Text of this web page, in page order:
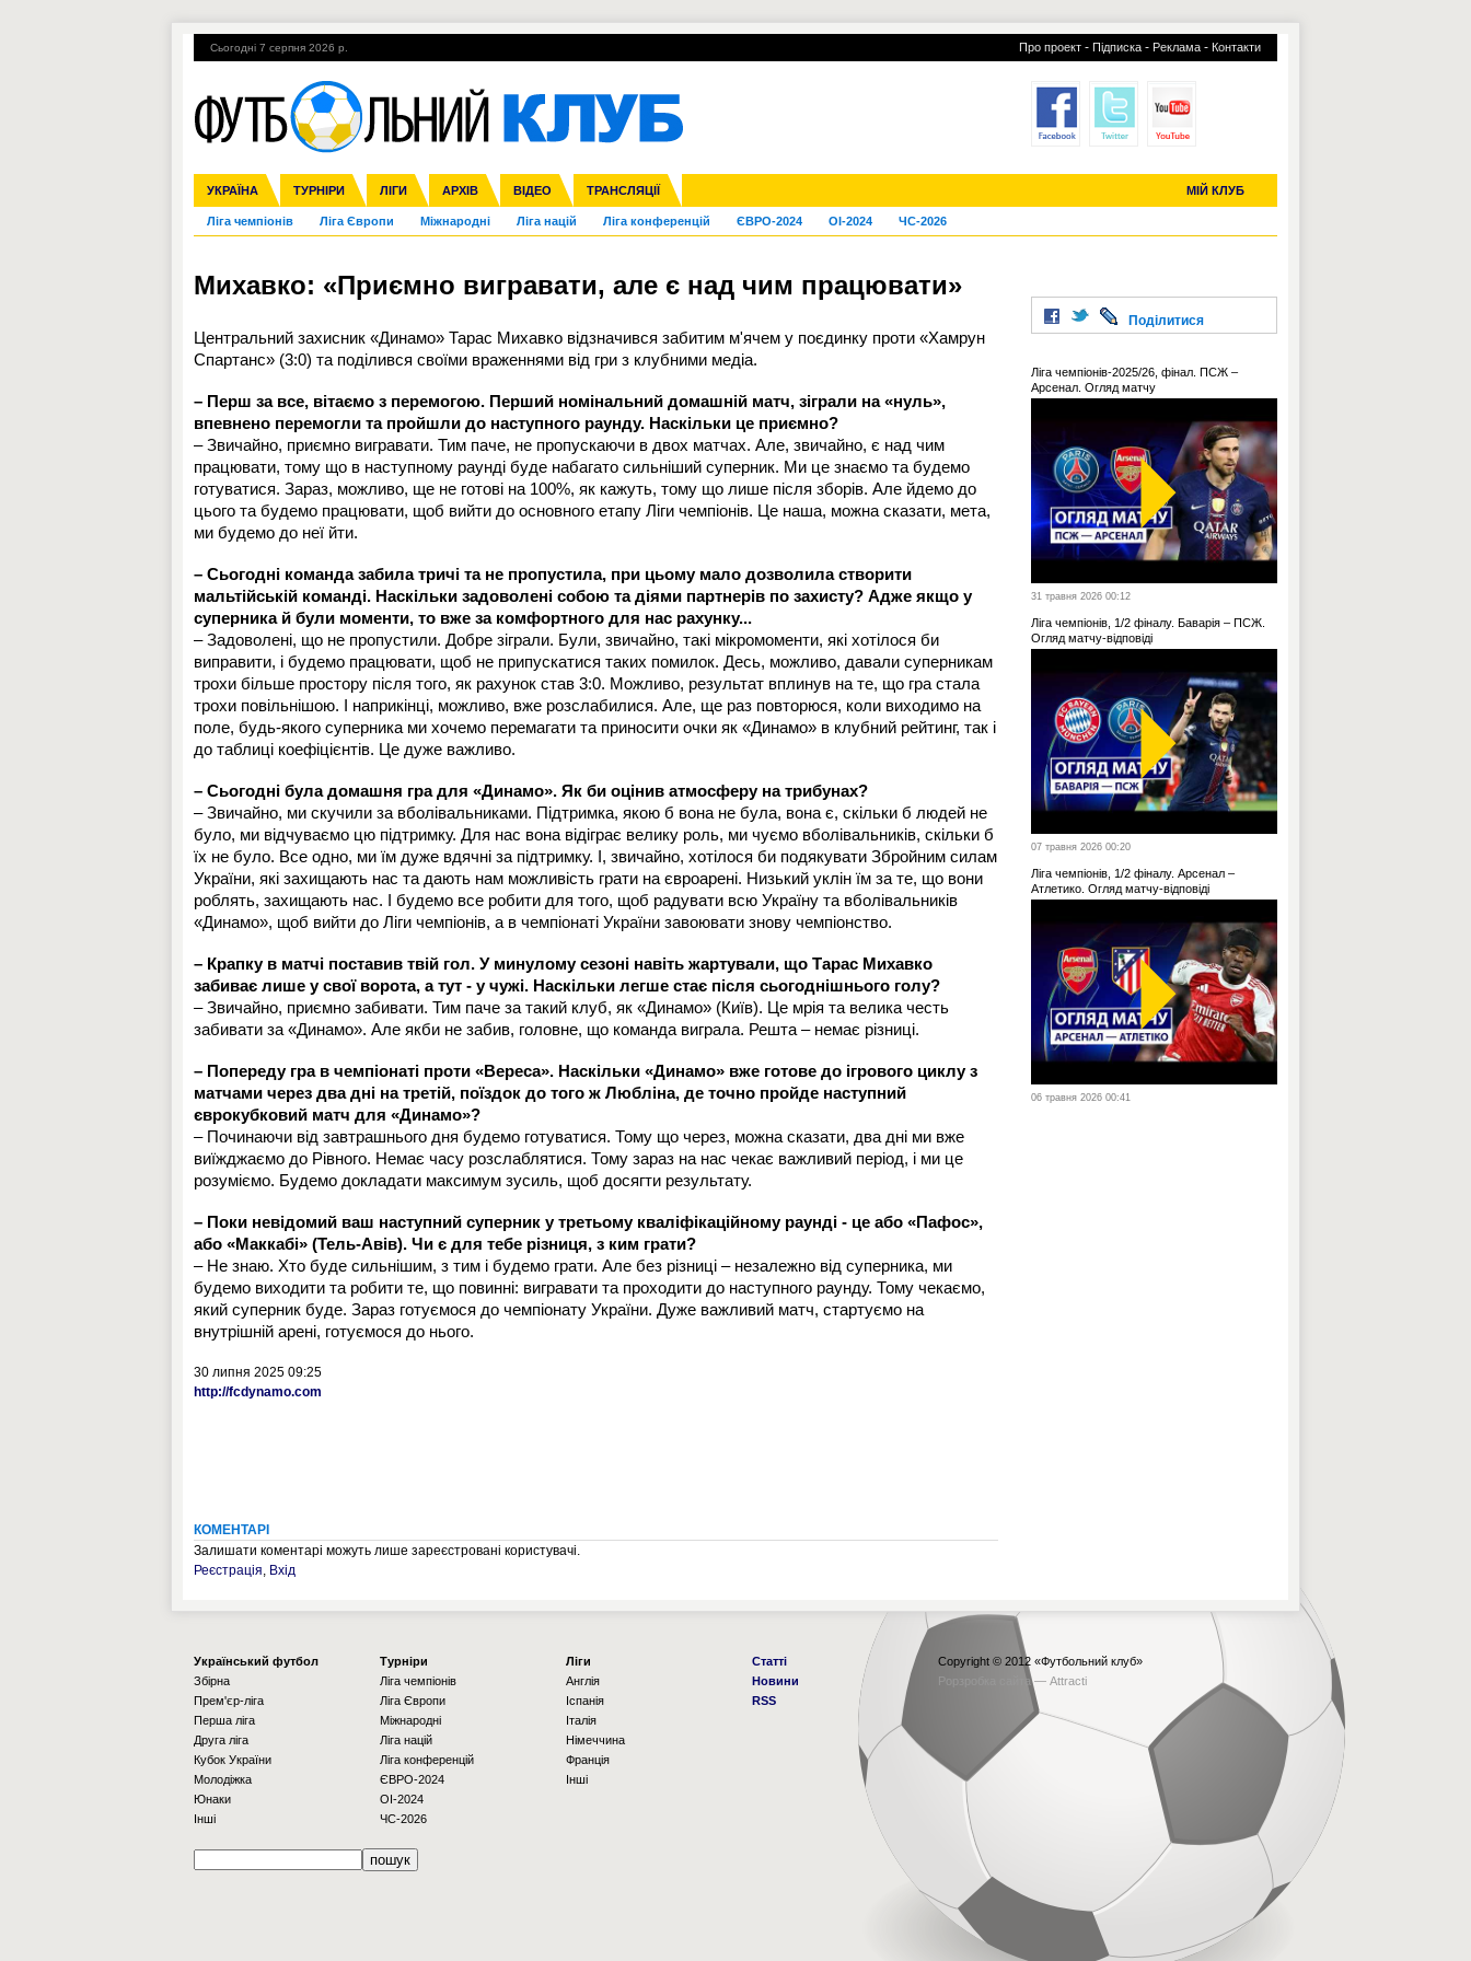
Сьогодні 7 серпня 2026 р. Про проект - Підписка - Реклама - Контакти
УКРАЇНА ТУРНІРИ ЛІГИ АРХІВ ВІДЕО ТРАНСЛЯЦІЇ МІЙ КЛУБ
Збірна Прем'єр-ліга Перша ліга Друга ліга Кубок України Молодіжка
Ліга чемпіонів Ліга Європи Міжнародні Ліга націй Ліга конференцій ЄВРО-2024 OI-2024 ЧС-2026
Англія Іспанія Італія Німеччина Франція Інші
ЧС-2014 ЄВРО-2016 Росія Кубок конфедерацій ЧЄ-2015 (U-21)
Гарячі теми УПЛ, 2-й тур ВІЙНА УПЛ-ПЕРЕХОДИ УСІ ТРАНСФЕРИ
Михавко: «Приємно вигравати, але є над чим працювати»
Центральний захисник «Динамо» Тарас Михавко відзначився забитим м'ячем у поєдинку проти «Хамрун
Спартанс» (3:0) та поділився своїми враженнями від гри з клубними медіа.
– Перш за все, вітаємо з перемогою. Перший номінальний домашній матч, зіграли на «нуль»,
впевнено перемогли та пройшли до наступного раунду. Наскільки це приємно?
– Звичайно, приємно вигравати. Тим паче, не пропускаючи в двох матчах. Але, звичайно, є над чим
працювати, тому що в наступному раунді буде набагато сильніший суперник. Ми це знаємо та будемо
готуватися. Зараз, можливо, ще не готові на 100%, як кажуть, тому що лише після зборів. Але йдемо до
цього та будемо працювати, щоб вийти до основного етапу Ліги чемпіонів. Це наша, можна сказати, мета,
ми будемо до неї йти.
– Сьогодні команда забила тричі та не пропустила, при цьому мало дозволила створити
мальтійській команді. Наскільки задоволені собою та діями партнерів по захисту? Адже якщо у
суперника й були моменти, то вже за комфортного для нас рахунку...
– Задоволені, що не пропустили. Добре зіграли. Були, звичайно, такі мікромоменти, які хотілося би
виправити, і будемо працювати, щоб не припускатися таких помилок. Десь, можливо, давали суперникам
трохи більше простору після того, як рахунок став 3:0. Можливо, результат вплинув на те, що гра стала
трохи повільнішою. І наприкінці, можливо, вже розслабилися. Але, ще раз повторюся, коли виходимо на
поле, будь-якого суперника ми хочемо перемагати та приносити очки як «Динамо» в клубний рейтинг, так і
до таблиці коефіцієнтів. Це дуже важливо.
– Сьогодні була домашня гра для «Динамо». Як би оцінив атмосферу на трибунах?
– Звичайно, ми скучили за вболівальниками. Підтримка, якою б вона не була, вона є, скільки б людей не
було, ми відчуваємо цю підтримку. Для нас вона відіграє велику роль, ми чуємо вболівальників, скільки б
їх не було. Все одно, ми їм дуже вдячні за підтримку. І, звичайно, хотілося би подякувати Збройним силам
України, які захищають нас та дають нам можливість грати на євроарені. Низький уклін їм за те, що вони
роблять, захищають нас. І будемо все робити для того, щоб радувати всю Україну та вболівальників
«Динамо», щоб вийти до Ліги чемпіонів, а в чемпіонаті України завоювати знову чемпіонство.
– Крапку в матчі поставив твій гол. У минулому сезоні навіть жартували, що Тарас Михавко
забиває лише у свої ворота, а тут - у чужі. Наскільки легше стає після сьогоднішнього голу?
– Звичайно, приємно забивати. Тим паче за такий клуб, як «Динамо» (Київ). Це мрія та велика честь
забивати за «Динамо». Але якби не забив, головне, що команда виграла. Решта – немає різниці.
– Попереду гра в чемпіонаті проти «Вереса». Наскільки «Динамо» вже готове до ігрового циклу з
матчами через два дні на третій, поїздок до того ж Любліна, де точно пройде наступний
єврокубковий матч для «Динамо»?
– Починаючи від завтрашнього дня будемо готуватися. Тому що через, можна сказати, два дні ми вже
виїжджаємо до Рівного. Немає часу розслаблятися. Тому зараз на нас чекає важливий період, і ми це
розуміємо. Будемо докладати максимум зусиль, щоб досягти результату.
– Поки невідомий ваш наступний суперник у третьому кваліфікаційному раунді - це або «Пафос»,
або «Маккабі» (Тель-Авів). Чи є для тебе різниця, з ким грати?
– Не знаю. Хто буде сильнішим, з тим і будемо грати. Але без різниці – незалежно від суперника, ми
будемо виходити та робити те, що повинні: вигравати та проходити до наступного раунду. Тому чекаємо,
який суперник буде. Зараз готуємося до чемпіонату України. Дуже важливий матч, стартуємо на
внутрішній арені, готуємося до нього.
30 липня 2025 09:25
http://fcdynamo.com
КОМЕНТАРІ
Залишати коментарі можуть лише зареєстровані користувачі.
Реєстрація, Вхід
Поділитися
Ліга чемпіонів-2025/26, фінал. ПСЖ –
Арсенал. Огляд матчу
31 травня 2026 00:12
Ліга чемпіонів, 1/2 фіналу. Баварія – ПСЖ.
Огляд матчу-відповіді
07 травня 2026 00:20
Ліга чемпіонів, 1/2 фіналу. Арсенал –
Атлетико. Огляд матчу-відповіді
06 травня 2026 00:41
Українcький футбол
Збірна
Прем'єр-ліга
Перша ліга
Друга ліга
Кубок України
Молодіжка
Юнаки
Інші
Турніри
Ліга чемпіонів
Ліга Європи
Міжнародні
Ліга націй
Ліга конференцій
ЄВРО-2024
OI-2024
ЧС-2026
Ліги
Англія
Іспанія
Італія
Німеччина
Франція
Інші
Статті
Новини
RSS
Copyright © 2012 «Футбольний клуб»
Рорзробка сайта — Attracti